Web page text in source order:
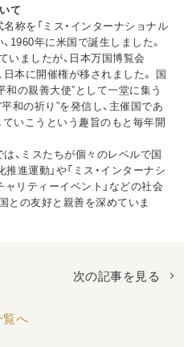
て
称を「ミス・インターナショナル
1960年に米国で誕生しました。
ましたが、日本万国博覧会
日本に開催権が移されました。 国
の親善大使”として一堂に集う
和の祈り”を発信し、主催国であ
いこうという趣旨のもと毎年開
は、ミスたちが個々のレベルで国
進運動」や「ミス・インターナシ
ャリティーイベント」などの社会
との友好と親善を深めていま
次の記事を見る
覧へ